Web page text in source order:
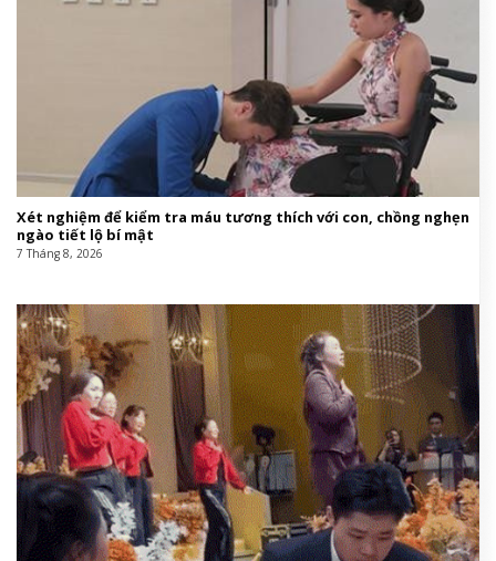
Xét nghiệm để kiểm tra máu tương thích với con, chồng nghẹn
ngào tiết lộ bí mật
7 Tháng 8, 2026